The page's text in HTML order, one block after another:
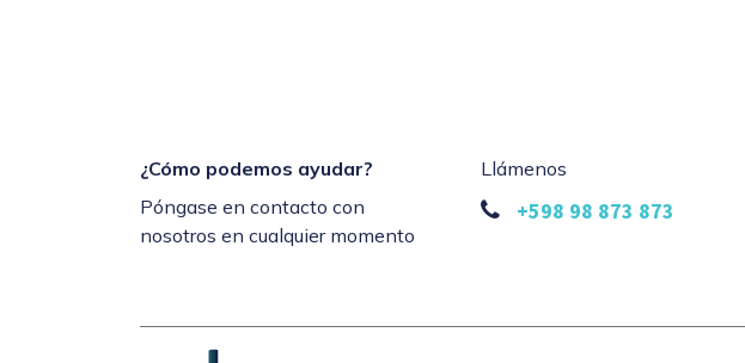
¿Cómo podemos ayudar?
Póngase en contacto con
nosotros en cualquier momento
Llámenos
+598 98 873 873